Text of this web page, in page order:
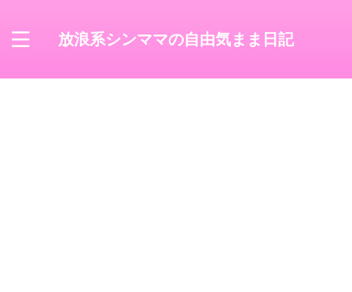
放浪系シンママの自由気まま日記